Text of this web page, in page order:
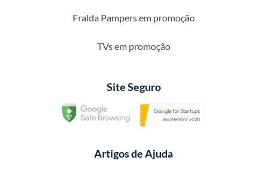
Fralda Pampers em promoção
TVs em promoção
Site Seguro
Artigos de Ajuda